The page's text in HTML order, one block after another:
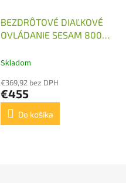
BEZDRÔTOVÉ DIAĽKOVÉ
OVLÁDANIE SESAM 800
VYSIELAČ
Skladom
€369,92 bez DPH
€455
Do košíka